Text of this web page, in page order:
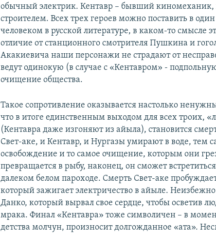
обычный электрик. Кентавр – бывший
строителем. Всех трех героев можно поставить в
человеком в русской литературе, в каком-то смысле
отличие от станционного смотрителя Пушкина и
Акакиевича наши персонажи не страдают от
ведут одинокую (в случае с «Кентавром» -
очищение общества.
Такое сопротивление оказывается настолько
что в итоге единственным выходом для всех троих,
(Кентавра даже изгоняют из айыла), становится
Свет-аке, и Кентавр, и Нургазы умирают в воде, тем
освобождение и то самое очищение, которым они
превращается в рыбу, наконец, он сможет
далеком белом пароходе. Смерть Свет-аке
который зажигает электричество в айыле.
Данко, который вырвал свое сердце, чтобы осветив
мрака. Финал «Кентавра» тоже символичен – в
детства молчун, произносит долгожданное «ата».